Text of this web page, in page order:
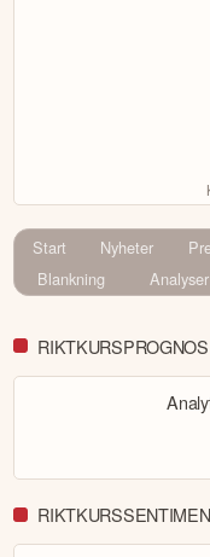
Start Nyheter
Blankning
Analyser
RIKTKURSPROGNOS